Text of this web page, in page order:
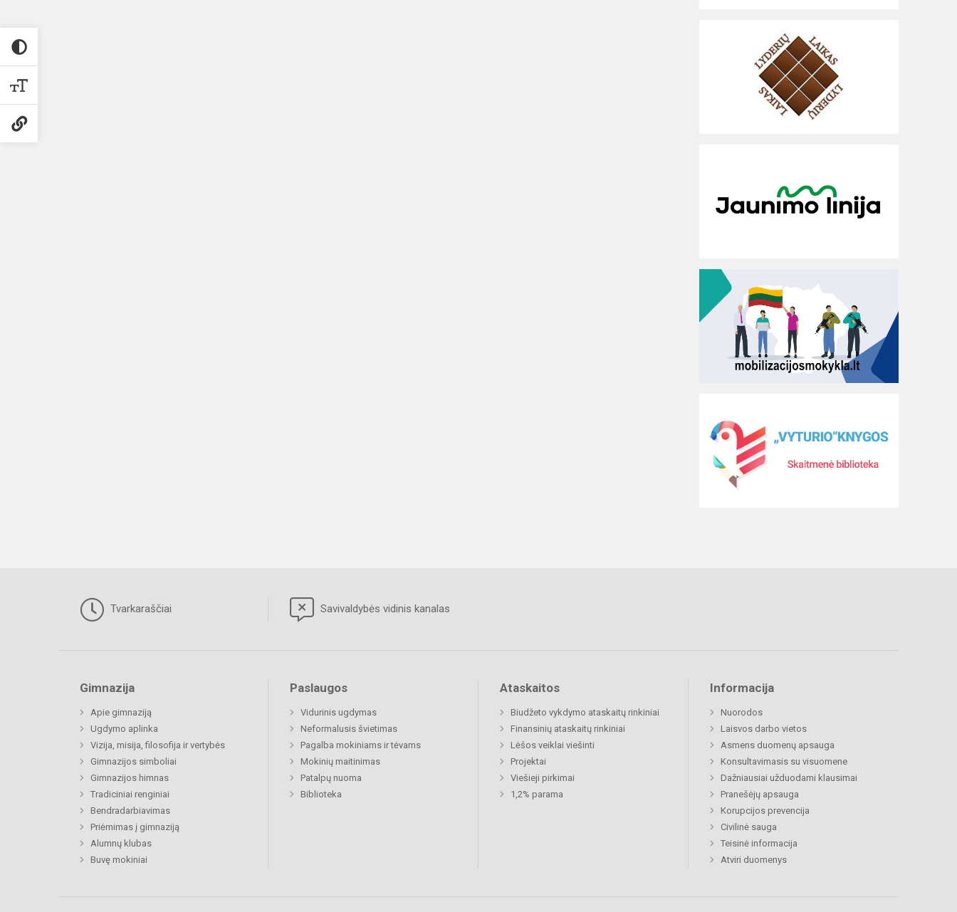
Tvarkaraščiai Savivaldybės vidinis kanalas
Gimnazija
Apie gimnaziją
Ugdymo aplinka
Vizija, misija, filosofija ir vertybės
Gimnazijos simboliai
Gimnazijos himnas
Tradiciniai renginiai
Bendradarbiavimas
Priėmimas į gimnaziją
Alumnų klubas
Buvę mokiniai
Paslaugos
Vidurinis ugdymas
Neformalusis švietimas
Pagalba mokiniams ir tėvams
Mokinių maitinimas
Patalpų nuoma
Biblioteka
Ataskaitos
Biudžeto vykdymo ataskaitų rinkiniai
Finansinių ataskaitų rinkiniai
Lėšos veiklai viešinti
Projektai
Viešieji pirkimai
1,2% parama
Informacija
Nuorodos
Laisvos darbo vietos
Asmens duomenų apsauga
Konsultavimasis su visuomene
Dažniausiai užduodami klausimai
Pranešėjų apsauga
Korupcijos prevencija
Civilinė sauga
Teisinė informacija
Atviri duomenys